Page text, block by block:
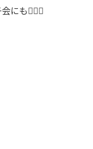
にも🙆‍♀️✨